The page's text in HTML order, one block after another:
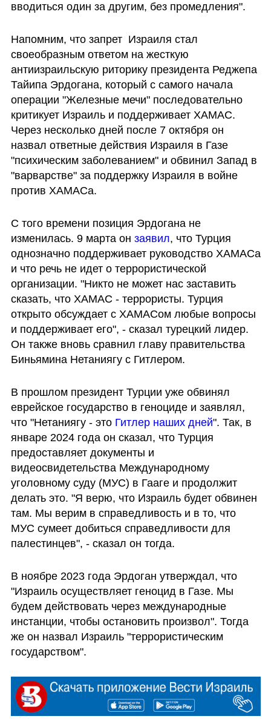
вводиться один за другим, без промедления".
Напомним, что запрет  Израиля стал
своеобразным ответом на жесткую
антиизраильскую риторику президента Реджепа
Тайипа Эрдогана, который с самого начала
операции "Железные мечи" последовательно
критикует Израиль и поддерживает ХАМАС.
Через несколько дней после 7 октября он
назвал ответные действия Израиля в Газе
"психическим заболеванием" и обвинил Запад в
"варварстве" за поддержку Израиля в войне
против ХАМАСа.
С того времени позиция Эрдогана не
изменилась. 9 марта он заявил, что Турция
однозначно поддерживает руководство ХАМАСа
и что речь не идет о террористической
организации. "Никто не может нас заставить
сказать, что ХАМАС - террористы. Турция
открыто обсуждает с ХАМАСом любые вопросы
и поддерживает его", - сказал турецкий лидер.
Он также вновь сравнил главу правительства
Биньямина Нетаниягу с Гитлером.
В прошлом президент Турции уже обвинял
еврейское государство в геноциде и заявлял,
что "Нетаниягу - это Гитлер наших дней". Так, в
январе 2024 года он сказал, что Турция
предоставляет документы и
видеосвидетельства Международному
уголовному суду (МУС) в Гааге и продолжит
делать это. "Я верю, что Израиль будет обвинен
там. Мы верим в справедливость и в то, что
МУС сумеет добиться справедливости для
палестинцев", - сказал он тогда.
В ноябре 2023 года Эрдоган утверждал, что
"Израиль осуществляет геноцид в Газе. Мы
будем действовать через международные
инстанции, чтобы остановить произвол". Тогда
же он назвал Израиль "террористическим
государством".